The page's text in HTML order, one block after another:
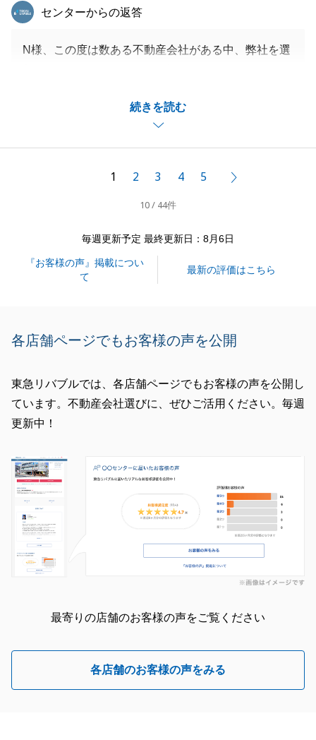
続きを読む
東急リバブル
センターからの返答
N様、この度は数ある不動産会社がある中、弊社を選
楽しくて仕事以外のお話も沢山致しましたね。
本当に思い出深いお取引でした。
これからも何かお困りのことがございましたらお気軽
1 2 3 4 5
10 / 44件
毎週更新予定 最終更新日：8月6日
『お客様の声』掲載につい
て
最新の評価はこちら
各店舗ページでもお客様の声を公開
東急リバブルでは、各店舗ページでもお客様の声を公開し
ています。不動産会社選びに、ぜひご活用ください。毎週
更新中！
最寄りの店舗のお客様の声をご覧ください
各店舗のお客様の声をみる